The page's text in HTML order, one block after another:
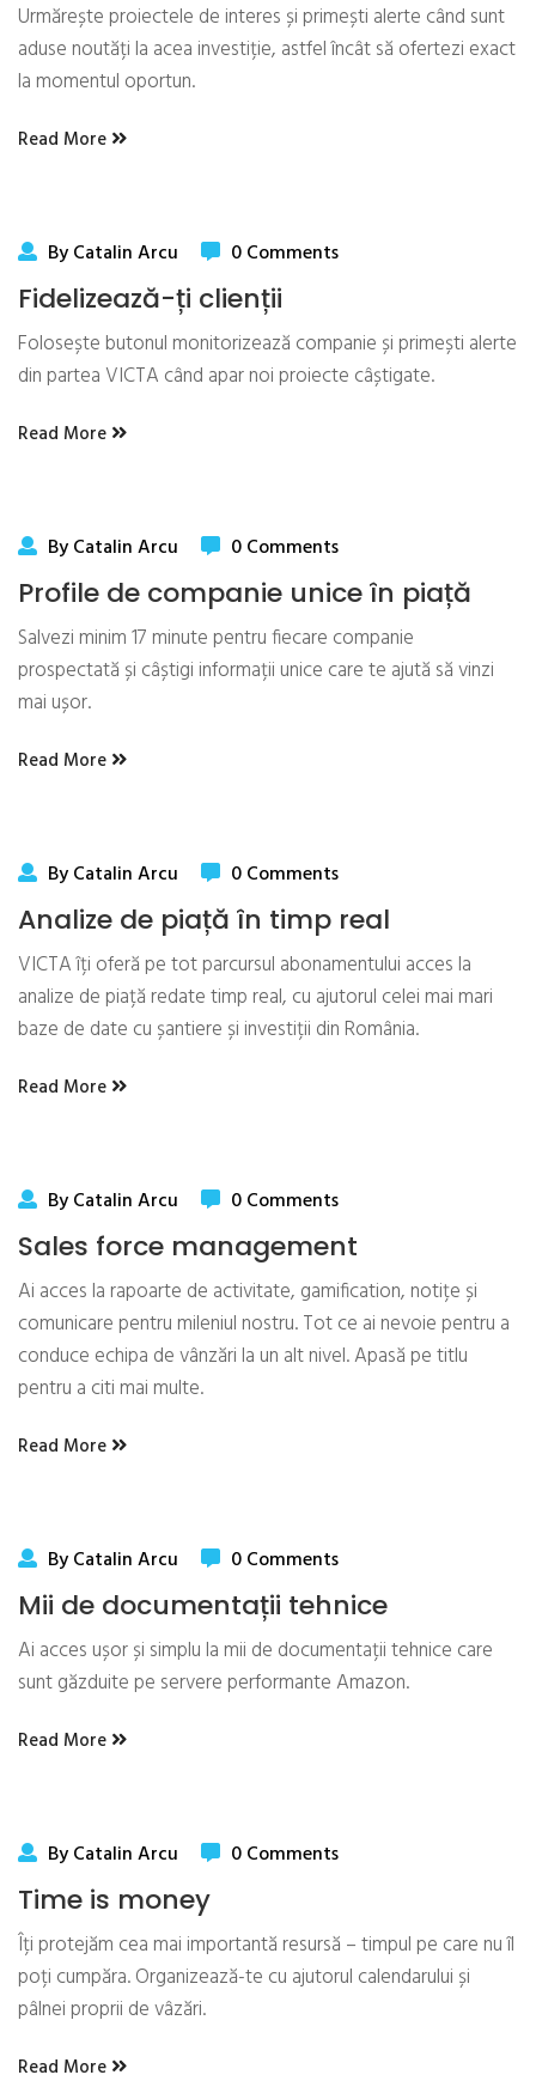
Urmărește proiectele de interes și primești alerte când sunt
aduse noutăți la acea investiție, astfel încât să ofertezi exact
la momentul oportun.
Read More
By Catalin Arcu 0 Comments
Fidelizează-ți clienții
Folosește butonul monitorizează companie și primești alerte
din partea VICTA când apar noi proiecte câștigate.
Read More
By Catalin Arcu 0 Comments
Profile de companie unice în piață
Salvezi minim 17 minute pentru fiecare companie
prospectată și câștigi informații unice care te ajută să vinzi
mai ușor.
Read More
By Catalin Arcu 0 Comments
Analize de piață în timp real
VICTA îți oferă pe tot parcursul abonamentului acces la
analize de piață redate timp real, cu ajutorul celei mai mari
baze de date cu șantiere și investiții din România.
Read More
By Catalin Arcu 0 Comments
Sales force management
Ai acces la rapoarte de activitate, gamification, notițe și
comunicare pentru mileniul nostru. Tot ce ai nevoie pentru a
conduce echipa de vânzări la un alt nivel. Apasă pe titlu
pentru a citi mai multe.
Read More
By Catalin Arcu 0 Comments
Mii de documentații tehnice
Ai acces ușor și simplu la mii de documentații tehnice care
sunt găzduite pe servere performante Amazon.
Read More
By Catalin Arcu 0 Comments
Time is money
Îți protejăm cea mai importantă resursă – timpul pe care nu îl
poți cumpăra. Organizează-te cu ajutorul calendarului și
pâlnei proprii de vâzări.
Read More